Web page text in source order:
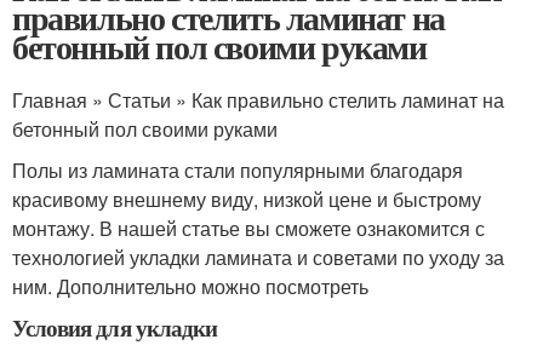
правильно стелить ламинат на
бетонный пол своими руками
Главная » Статьи » Как правильно стелить ламинат на
бетонный пол своими руками
Полы из ламината стали популярными благодаря
красивому внешнему виду, низкой цене и быстрому
монтажу. В нашей статье вы сможете ознакомится с
технологией укладки ламината и советами по уходу за
ним. Дополнительно можно посмотреть
Условия для укладки